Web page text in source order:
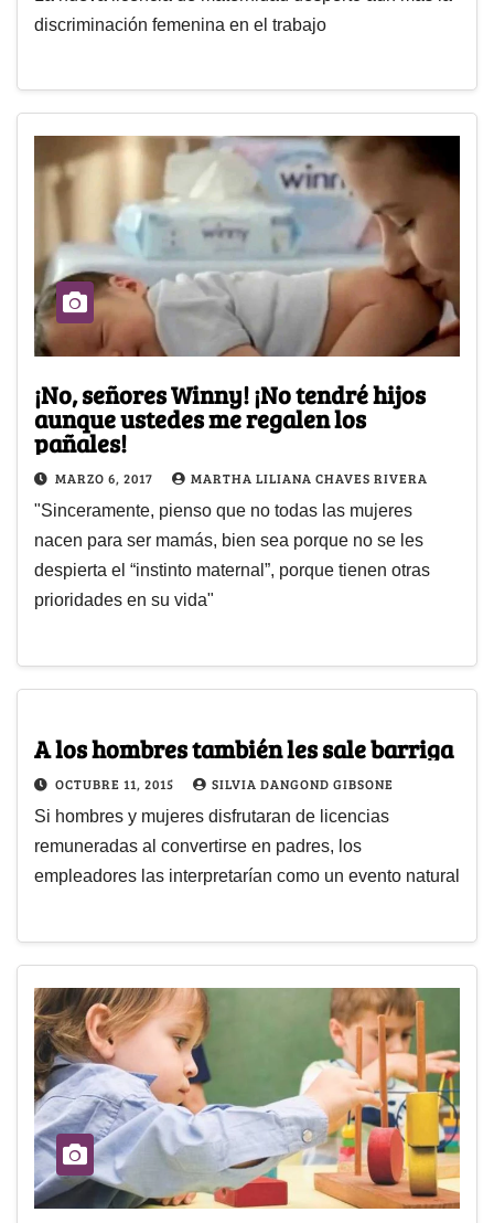
discriminación femenina en el trabajo
¡No, señores Winny! ¡No tendré hijos
aunque ustedes me regalen los
pañales!
MARZO 6, 2017 MARTHA LILIANA CHAVES RIVERA
"Sinceramente, pienso que no todas las mujeres
nacen para ser mamás, bien sea porque no se les
despierta el “instinto maternal”, porque tienen otras
prioridades en su vida"
A los hombres también les sale barriga
OCTUBRE 11, 2015 SILVIA DANGOND GIBSONE
Si hombres y mujeres disfrutaran de licencias
remuneradas al convertirse en padres, los
empleadores las interpretarían como un evento natural